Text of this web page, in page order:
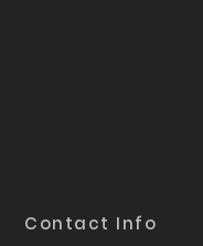
Contact Info